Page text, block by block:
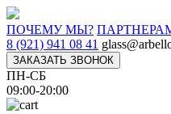
ПОЧЕМУ МЫ?
8 (921) 941 08 41
ЗАКАЗАТЬ ЗВОНОК
ПН-СБ
09:00-20:00